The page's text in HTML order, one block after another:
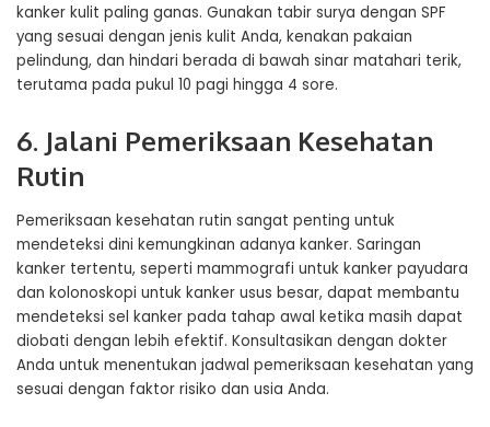
kanker kulit paling ganas. Gunakan tabir surya dengan SPF
yang sesuai dengan jenis kulit Anda, kenakan pakaian
pelindung, dan hindari berada di bawah sinar matahari terik,
terutama pada pukul 10 pagi hingga 4 sore.
6. Jalani Pemeriksaan Kesehatan
Rutin
Pemeriksaan kesehatan rutin sangat penting untuk
mendeteksi dini kemungkinan adanya kanker. Saringan
kanker tertentu, seperti mammografi untuk kanker payudara
dan kolonoskopi untuk kanker usus besar, dapat membantu
mendeteksi sel kanker pada tahap awal ketika masih dapat
diobati dengan lebih efektif. Konsultasikan dengan dokter
Anda untuk menentukan jadwal pemeriksaan kesehatan yang
sesuai dengan faktor risiko dan usia Anda.